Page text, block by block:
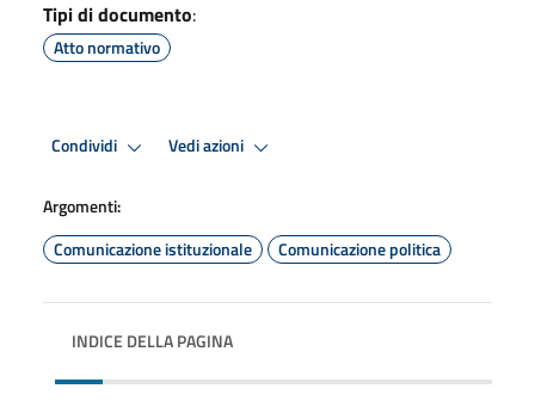
Tipi di documento:
Atto normativo
Condividi Vedi azioni
Argomenti:
Comunicazione istituzionale
Comunicazione politica
INDICE DELLA PAGINA